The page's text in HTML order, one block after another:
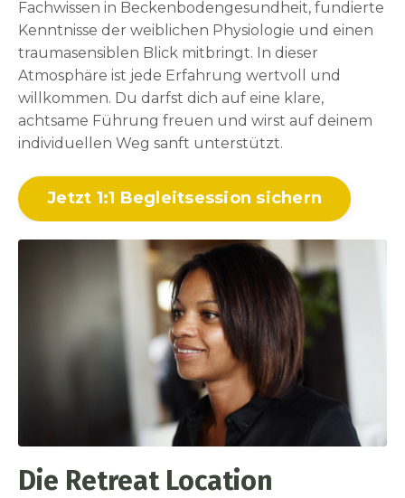
Fachwissen in Beckenbodengesundheit, fundierte
Kenntnisse der weiblichen Physiologie und einen
traumasensiblen Blick mitbringt. In dieser
Atmosphäre ist jede Erfahrung wertvoll und
willkommen. Du darfst dich auf eine klare,
achtsame Führung freuen und wirst auf deinem
individuellen Weg sanft unterstützt.
Jetzt 1:1 Begleitsession sichern
Die Retreat Location